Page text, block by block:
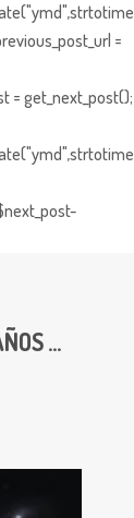
=
= get_next_post();
...